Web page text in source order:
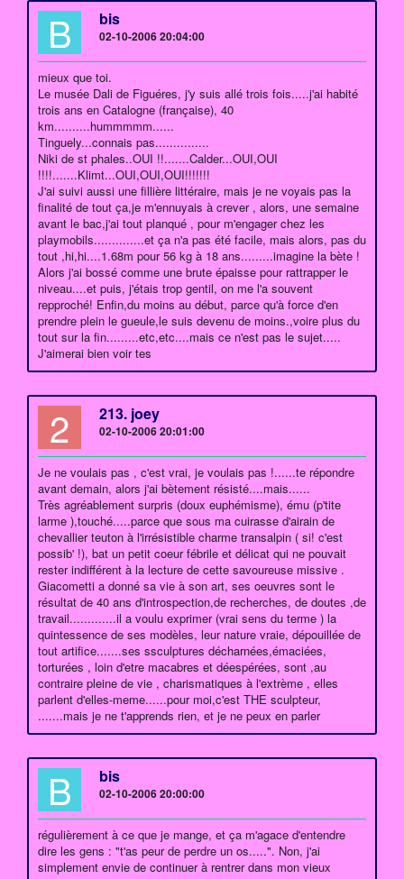
B bis
02-10-2006 20:04:00
mieux que toi.
Le musée Dali de Figuéres, j'y suis allé trois fois.....j'ai habité
trois ans en Catalogne (française), 40
km..........hummmmm......
Tinguely...connais pas...............
Niki de st phales..OUI !!.......Calder...OUI,OUI
!!!!.......Klimt...OUI,OUI,OUI!!!!!!!
J'ai suivi aussi une fillière littéraire, mais je ne voyais pas la
finalité de tout ça,je m'ennuyais à crever , alors, une semaine
avant le bac,j'ai tout planqué , pour m'engager chez les
playmobils..............et ça n'a pas été facile, mais alors, pas du
tout ,hi,hi....1.68m pour 56 kg à 18 ans.........imagine la bète !
Alors j'ai bossé comme une brute épaisse pour rattrapper le
niveau....et puis, j'étais trop gentil, on me l'a souvent
repproché! Enfin,du moins au début, parce qu'à force d'en
prendre plein le gueule,le suis devenu de moins.,voire plus du
tout sur la fin.........etc,etc....mais ce n'est pas le sujet.....
J'aimerai bien voir tes
2 213. joey
02-10-2006 20:01:00
Je ne voulais pas , c'est vrai, je voulais pas !......te répondre
avant demain, alors j'ai bètement résisté....mais......
Très agréablement surpris (doux euphémisme), ému (p'tite
larme ),touché.....parce que sous ma cuirasse d'airain de
chevallier teuton à l'irrésistible charme transalpin ( si! c'est
possib' !), bat un petit coeur fébrile et délicat qui ne pouvait
rester indifférent à la lecture de cette savoureuse missive .
Giacometti a donné sa vie à son art, ses oeuvres sont le
résultat de 40 ans d'introspection,de recherches, de doutes ,de
travail.............il a voulu exprimer (vrai sens du terme ) la
quintessence de ses modèles, leur nature vraie, dépouillée de
tout artifice.......ses ssculptures décharnées,émaciées,
torturées , loin d'etre macabres et déespérées, sont ,au
contraire pleine de vie , charismatiques à l'extrème , elles
parlent d'elles-meme......pour moi,c'est THE sculpteur,
.......mais je ne t'apprends rien, et je ne peux en parler
B bis
02-10-2006 20:00:00
régulièrement à ce que je mange, et ça m'agace d'entendre
dire les gens : "t'as peur de perdre un os.....". Non, j'ai
simplement envie de continuer à rentrer dans mon vieux